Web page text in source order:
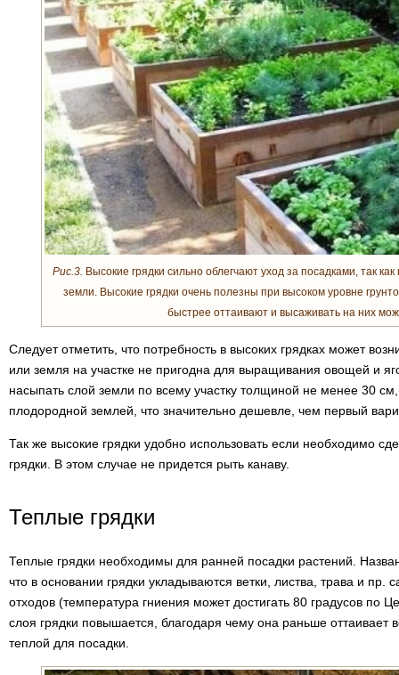
Рис.3. Высокие грядки сильно облегчают уход за посадками, так
земли. Высокие грядки очень полезны при высоком уровне
быстрее оттаивают и высаживать на них
Следует отметить, что потребность в высоких грядках может
или земля на участке не пригодна для выращивания овощей и
насыпать слой земли по всему участку толщиной не менее 30
плодородной землей, что значительно дешевле, чем первый
Так же высокие грядки удобно использовать если необходимо
грядки. В этом случае не придется рыть канаву.
Теплые грядки
Теплые грядки необходимы для ранней посадки растений.
что в основании грядки укладываются ветки, листва, трава и пр.
отходов (температура гниения может достигать 80 градусов по
слоя грядки повышается, благодаря чему она раньше оттаивает
теплой для посадки.